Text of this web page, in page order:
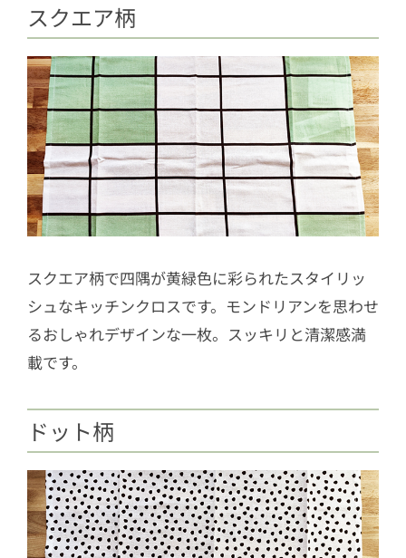
スクエア柄
スクエア柄で四隅が黄緑色に彩られたスタイリッ
シュなキッチンクロスです。モンドリアンを思わせ
るおしゃれデザインな一枚。スッキリと清潔感満
載です。
ドット柄